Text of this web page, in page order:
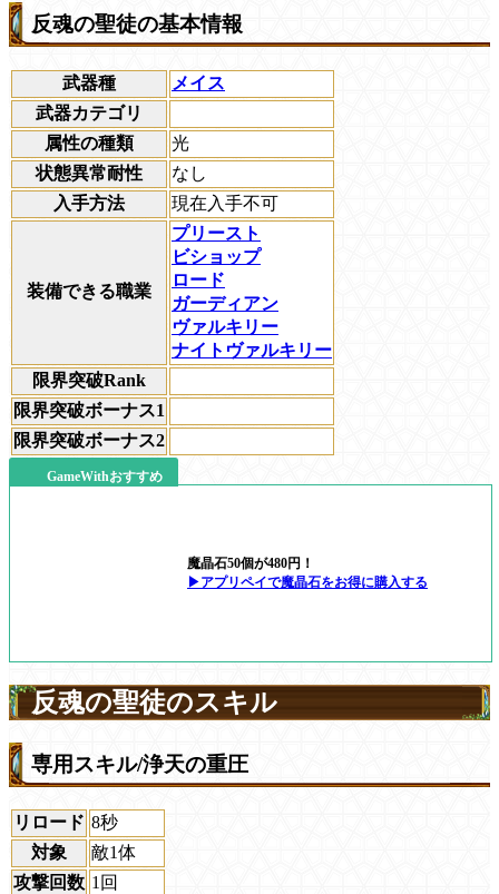
反魂の聖徒の基本情報
武器種
メイス
武器カテゴリ
属性の種類
光
状態異常耐性
なし
入手方法
現在入手不可
装備できる職業
プリースト
ビショップ
ロード
ガーディアン
ヴァルキリー
ナイトヴァルキリー
限界突破Rank
限界突破ボーナス1
限界突破ボーナス2
GameWithおすすめ
魔晶石50個が480円！
▶アプリペイで魔晶石をお得に購入する
反魂の聖徒のスキル
専用スキル/浄天の重圧
リロード 8秒
対象
敵1体
攻撃回数 1回